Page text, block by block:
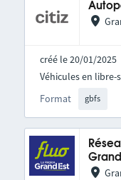
créé le 20/01/2025
Format gbfs
Véhicules en libre-